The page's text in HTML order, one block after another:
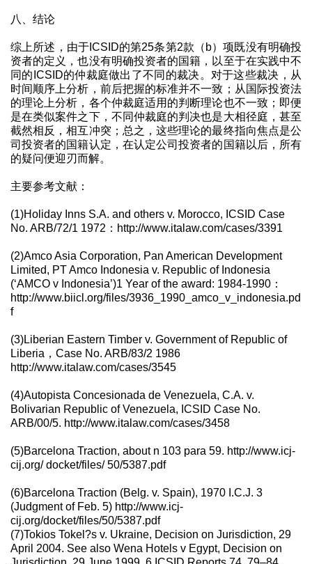
八、结论
综上所述，由于ICSID的第25条第2款（b）项既没有明确投
资者的定义，也没有明确投资者的国籍，以至于在实践中不
同的ICSID的仲裁庭做出了不同的裁决。对于这些裁决，从
时间顺序上分析，前后把握的标准并不一致；从国际投资法
的理论上分析，各个仲裁庭适用的判断理论也不一致；即便
是在类似案件之下，不同仲裁庭的判决也是大相径庭，甚至
截然相反，相互冲突；总之，这些理论的最终指向焦点是公
司投资者的国籍认定，在认定公司投资者的国籍以后，所有
的疑问便迎刃而解。
主要参考文献：
(1)Holiday Inns S.A. and others v. Morocco, ICSID Case
No. ARB/72/1 1972：http://www.italaw.com/cases/3391
(2)Amco Asia Corporation, Pan American Development
Limited, PT Amco Indonesia v. Republic of Indonesia
(‘AMCO v Indonesia’)1 Year of the award: 1984-1990：
http://www.biicl.org/files/3936_1990_amco_v_indonesia.pd
f
(3)Liberian Eastern Timber v. Government of Republic of
Liberia，Case No. ARB/83/2 1986
http://www.italaw.com/cases/3545
(4)Autopista Concesionada de Venezuela, C.A. v.
Bolivarian Republic of Venezuela, ICSID Case No.
ARB/00/5. http://www.italaw.com/cases/3458
(5)Barcelona Traction, about n 103 para 59. http://www.icj-
cij.org/ docket/files/ 50/5387.pdf
(6)Barcelona Traction (Belg. v. Spain), 1970 I.C.J. 3
(Judgment of Feb. 5) http://www.icj-
cij.org/docket/files/50/5387.pdf
(7)Tokios Tokel?s v. Ukraine, Decision on Jurisdiction, 29
April 2004. See also Wena Hotels v Egypt, Decision on